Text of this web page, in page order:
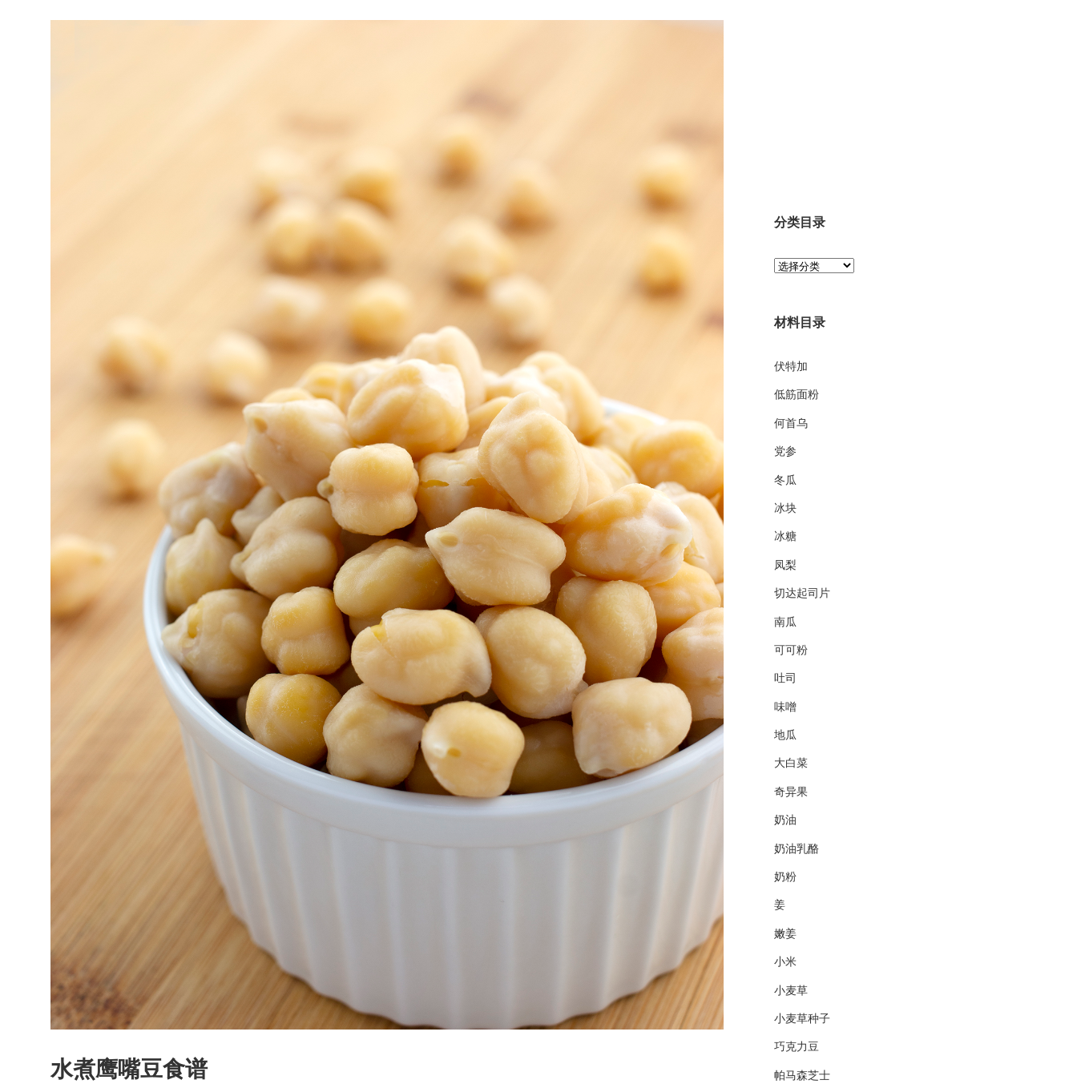
水煮鹰嘴豆食谱
分类目录
分
录
材料目录
伏特加
低筋面粉
何首乌
党参
冬瓜
冰块
冰糖
凤梨
切达起司片
南瓜
可可粉
吐司
味噌
地瓜
大白菜
奇异果
奶油
奶油乳酪
奶粉
姜
嫩姜
小米
小麦草
小麦草种子
巧克力豆
帕马森芝士